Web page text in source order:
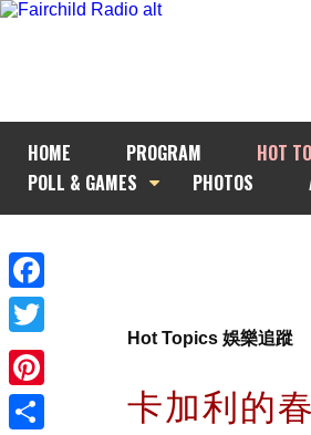
HOME PROGRAM HOT
POLL & GAMES
PHOTOS
Facebook
Twitter
Pinterest
Hot Topics 娛樂追蹤
卡加利的